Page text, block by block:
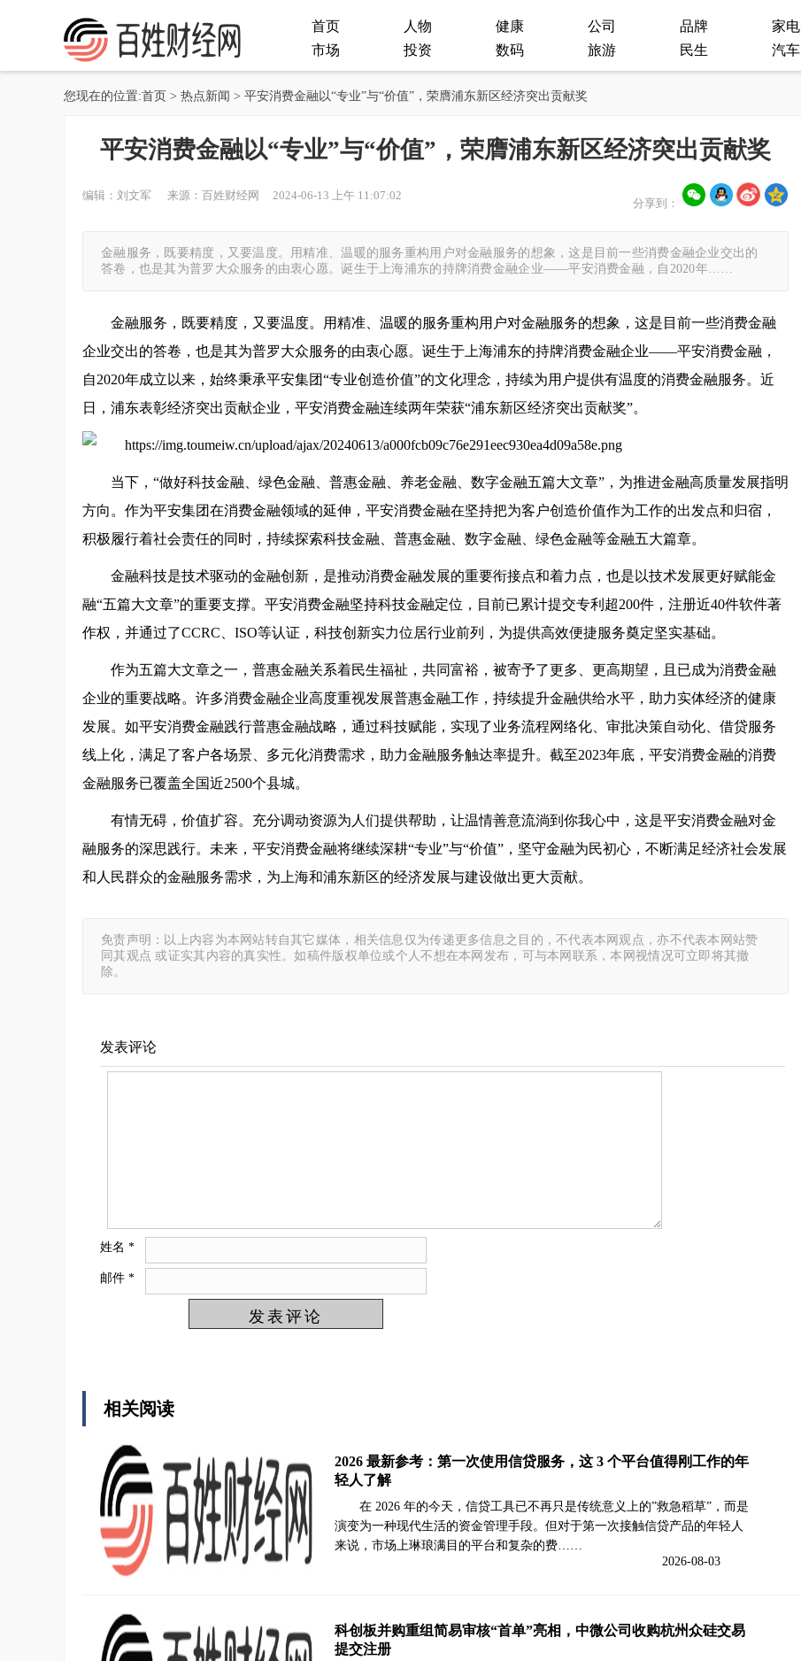
首页 人物 健康 公司 品牌
家电
市场
投资 数码 旅游 民生 汽车
您现在的位置:首页 > 热点新闻 > 平安消费金融以“专业”与“价值”，荣膺浦东新区经济突出贡献奖
平安消费金融以“专业”与“价值”，荣膺浦东新区经济突出贡献奖
编辑：刘文军 来源：百姓财经网 2024-06-13 上午 11:07:02
分享到：
金融服务，既要精度，又要温度。用精准、温暖的服务重构用户对金融服务的想象，这是目前一些消费金融企业交出的
答卷，也是其为普罗大众服务的由衷心愿。诞生于上海浦东的持牌消费金融企业——平安消费金融，自2020年……
金融服务，既要精度，又要温度。用精准、温暖的服务重构用户对金融服务的想象，这是目前一些消费金融
企业交出的答卷，也是其为普罗大众服务的由衷心愿。诞生于上海浦东的持牌消费金融企业——平安消费金融，
自2020年成立以来，始终秉承平安集团“专业创造价值”的文化理念，持续为用户提供有温度的消费金融服务。近
日，浦东表彰经济突出贡献企业，平安消费金融连续两年荣获“浦东新区经济突出贡献奖”。
当下，“做好科技金融、绿色金融、普惠金融、养老金融、数字金融五篇大文章”，为推进金融高质量发展指明
方向。作为平安集团在消费金融领域的延伸，平安消费金融在坚持把为客户创造价值作为工作的出发点和归宿，
积极履行着社会责任的同时，持续探索科技金融、普惠金融、数字金融、绿色金融等金融五大篇章。
金融科技是技术驱动的金融创新，是推动消费金融发展的重要衔接点和着力点，也是以技术发展更好赋能金
融“五篇大文章”的重要支撑。平安消费金融坚持科技金融定位，目前已累计提交专利超200件，注册近40件软件著
作权，并通过了CCRC、ISO等认证，科技创新实力位居行业前列，为提供高效便捷服务奠定坚实基础。
作为五篇大文章之一，普惠金融关系着民生福祉，共同富裕，被寄予了更多、更高期望，且已成为消费金融
企业的重要战略。许多消费金融企业高度重视发展普惠金融工作，持续提升金融供给水平，助力实体经济的健康
发展。如平安消费金融践行普惠金融战略，通过科技赋能，实现了业务流程网络化、审批决策自动化、借贷服务
线上化，满足了客户各场景、多元化消费需求，助力金融服务触达率提升。截至2023年底，平安消费金融的消费
金融服务已覆盖全国近2500个县城。
有情无碍，价值扩容。充分调动资源为人们提供帮助，让温情善意流淌到你我心中，这是平安消费金融对金
融服务的深思践行。未来，平安消费金融将继续深耕“专业”与“价值”，坚守金融为民初心，不断满足经济社会发展
和人民群众的金融服务需求，为上海和浦东新区的经济发展与建设做出更大贡献。
免责声明：以上内容为本网站转自其它媒体，相关信息仅为传递更多信息之目的，不代表本网观点，亦不代表本网站赞
同其观点 或证实其内容的真实性。如稿件版权单位或个人不想在本网发布，可与本网联系，本网视情况可立即将其撤
除。
发表评论
姓名 *
邮件 *
相关阅读
2026 最新参考：第一次使用信贷服务，这 3 个平台值得刚工作的年
轻人了解
在 2026 年的今天，信贷工具已不再只是传统意义上的”救急稻草”，而是
演变为一种现代生活的资金管理手段。但对于第一次接触信贷产品的年轻人
来说，市场上琳琅满目的平台和复杂的费……
2026-08-03
科创板并购重组简易审核“首单”亮相，中微公司收购杭州众硅交易
提交注册